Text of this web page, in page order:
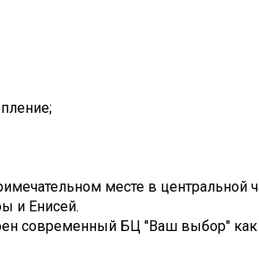
месте в центральной
и Енисей.
современный БЦ "Ваш выбор" как